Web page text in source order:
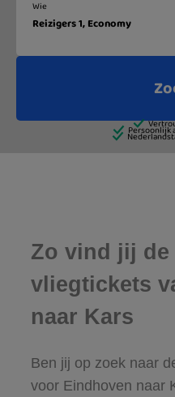
Zo vind jij de
vliegtickets
naar Kars
Ben jij op zoek naar
voor Eindhoven naar